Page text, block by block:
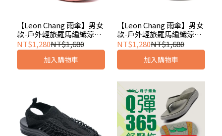
【Leon Chang 雨傘】男女
款-戶外輕旅羅馬編織涼鞋-
粉紅(LFF5246)
NT$1,280NT$1,680
加入購物車
【Leon Chang 雨傘】男女
款-戶外輕旅羅馬編織涼鞋-
米(LFF5246)
NT$1,280NT$1,680
加入購物車